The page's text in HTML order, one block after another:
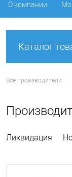
О компании
Каталог
Все производители
Ликвидация